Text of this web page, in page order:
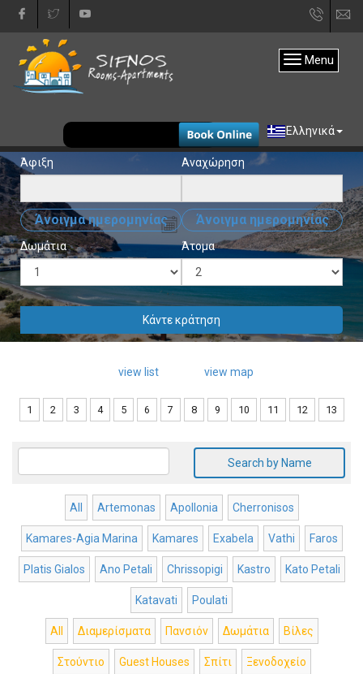
+30
31333
Menu
Ελληνικά
EUR
Άφιξη
Άνοιγμα ημερομηνίας
Αναχώρηση
Άνοιγμα ημερομηνίας
Δωμάτια Άτομα
Κάντε κράτηση
view list view map
1 2 3 4 5 6 7 8 9 10 11 12 13
Search by Name
All Artemonas Apollonia Cherronisos
Kamares-Agia Marina Kamares Exabela Vathi Faros
Platis Gialos Ano Petali Chrissopigi Kastro Kato Petali
Katavati Poulati
All Διαμερίσματα Πανσιόν Δωμάτια Βίλες
Στούντιο Guest Houses Σπίτι Ξενοδοχείο